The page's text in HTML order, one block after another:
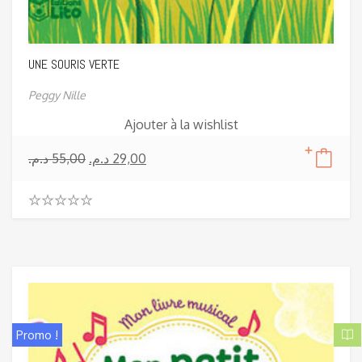
UNE SOURIS VERTE
Peggy Nille
Ajouter à la wishlist
55,00 د.م. 29,00 د.م.
u
f
5
Promo !